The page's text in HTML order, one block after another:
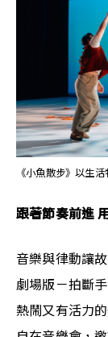
《小魚散步》以生
跟著節奏前進
音樂與律動讓
劇場版－拍斷
熱鬧又有活力